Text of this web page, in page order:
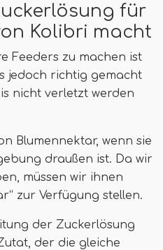
für
Kolibri macht
Feeders zu machen ist
jedoch richtig gemacht
nicht verletzt werden
Blumennektar, wenn sie
draußen ist. Da wir
müssen wir ihnen
zur Verfügung stellen.
der Zuckerlösung
der die gleiche